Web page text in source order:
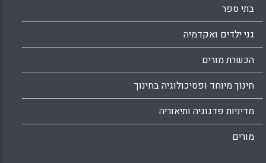
בתי ספר
גני ילדים ואקדמיה
הכשרת מורים
חינוך מיוחד ופסיכולוגיה בחינוך
מדיניות פדגוגיה ותיאוריה
מורים